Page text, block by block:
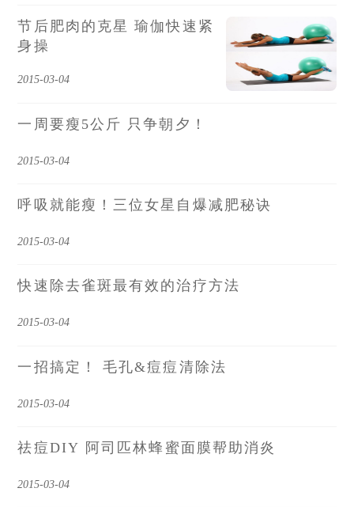
节后肥肉的克星 瑜伽快速紧
身操
2015-03-04
一周要瘦5公斤 只争朝夕！
2015-03-04
呼吸就能瘦！三位女星自爆减肥秘诀
2015-03-04
快速除去雀斑最有效的治疗方法
2015-03-04
一招搞定！ 毛孔&痘痘清除法
2015-03-04
祛痘DIY 阿司匹林蜂蜜面膜帮助消炎
2015-03-04